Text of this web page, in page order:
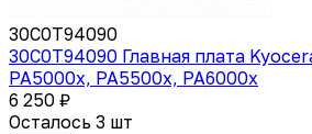
30C0T94090
30C0T94090 Главная плата
PA5000x, PA5500x, PA6000x
6 250 ₽
Осталось 3 шт